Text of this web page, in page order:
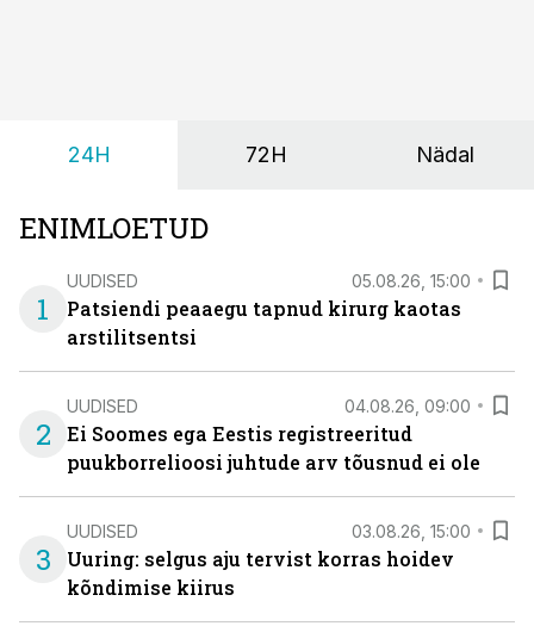
24H 72H Nädal
ENIMLOETUD
1
UUDISED 05.08.26, 15:00
Patsiendi peaaegu tapnud kirurg kaotas
arstilitsentsi
2
UUDISED 04.08.26, 09:00
Ei Soomes ega Eestis registreeritud
puukborrelioosi juhtude arv tõusnud ei ole
3
UUDISED 03.08.26, 15:00
Uuring: selgus aju tervist korras hoidev
kõndimise kiirus